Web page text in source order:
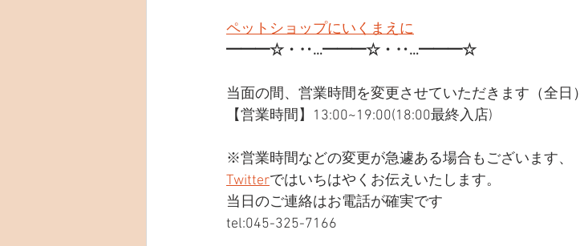
ペットショップにいくまえに
━━━☆・‥…━━━☆・‥…━━━☆
当面の間、営業時間を変更させていただきます（全日）
【営業時間】13:00~19:00(18:00最終入店)
※営業時間などの変更が急遽ある場合もございます、
Twitterではいちはやくお伝えいたします。
当日のご連絡はお電話が確実です
tel:045-325-7166